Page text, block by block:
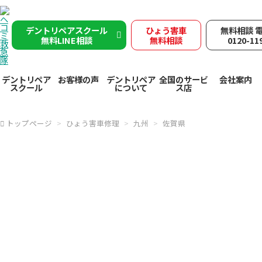
デントリペアスクール
無料LINE相談
ひょう害車
無料相談
無料相談
0120-
デントリペア
スクール
お客様の声 デントリペア
について
全国のサービ
ス店
会社案内
トップページ ひょう害車修理 九州 佐賀県